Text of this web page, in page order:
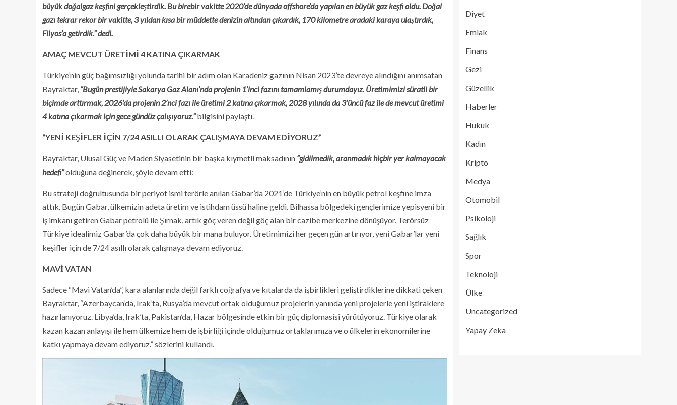
büyük doğalgaz keşfini gerçekleştirdik. Bu birebir vakitte 2020’de dünyada offshore’da yapılan en büyük gaz keşfi oldu. Doğal
gazı tekrar rekor bir vakitte, 3 yıldan kısa bir müddette denizin altından çıkardık, 170 kilometre aradaki karaya ulaştırdık,
Filyos’a getirdik.” dedi.
AMAÇ MEVCUT ÜRETİMİ 4 KATINA ÇIKARMAK
Türkiye’nin güç bağımsızlığı yolunda tarihi bir adım olan Karadeniz gazının Nisan 2023’te devreye alındığını anımsatan
Bayraktar, “Bugün prestijiyle Sakarya Gaz Alanı’nda projenin 1’inci fazını tamamlamış durumdayız. Üretimimizi süratli bir
biçimde arttırmak, 2026’da projenin 2’nci fazı ile üretimi 2 katına çıkarmak, 2028 yılında da 3’üncü faz ile de mevcut üretimi
4 katına çıkarmak için gece gündüz çalışıyoruz.”bilgisini paylaştı.
“YENİ KEŞİFLER İÇİN 7/24 ASILLI OLARAK ÇALIŞMAYA DEVAM EDİYORUZ”
Bayraktar, Ulusal Güç ve Maden Siyasetinin bir başka kıymetli maksadının “gidilmedik, aranmadık hiçbir yer kalmayacak
hedefi”olduğuna değinerek, şöyle devam etti:
Bu strateji doğrultusunda bir periyot ismi terörle anılan Gabar’da 2021’de Türkiye’nin en büyük petrol keşfine imza
attık. Bugün Gabar, ülkemizin adeta üretim ve istihdam üssü haline geldi. Bilhassa bölgedeki gençlerimize yepisyeni bir
iş imkanı getiren Gabar petrolü ile Şırnak, artık göç veren değil göç alan bir cazibe merkezine dönüşüyor. Terörsüz
Türkiye idealimiz Gabar’da çok daha büyük bir mana buluyor. Üretimimizi her geçen gün artırıyor, yeni Gabar’lar yeni
keşifler için de 7/24 asıllı olarak çalışmaya devam ediyoruz.
MAVİ VATAN
Sadece “Mavi Vatan’da”, kara alanlarında değil farklı coğrafya ve kıtalarda da işbirlikleri geliştirdiklerine dikkati çeken
Bayraktar, “Azerbaycan’da, Irak’ta, Rusya’da mevcut ortak olduğumuz projelerin yanında yeni projelerle yeni iştiraklere
hazırlanıyoruz. Libya’da, Irak’ta, Pakistan’da, Hazar bölgesinde etkin bir güç diplomasisi yürütüyoruz. Türkiye olarak
kazan kazan anlayışı ile hem ülkemize hem de işbirliği içinde olduğumuz ortaklarımıza ve o ülkelerin ekonomilerine
katkı yapmaya devam ediyoruz.” sözlerini kullandı.
Diyet
Emlak
Finans
Gezi
Güzellik
Haberler
Hukuk
Kadın
Kripto
Medya
Otomobil
Psikoloji
Sağlık
Spor
Teknoloji
Ülke
Uncategorized
Yapay Zeka